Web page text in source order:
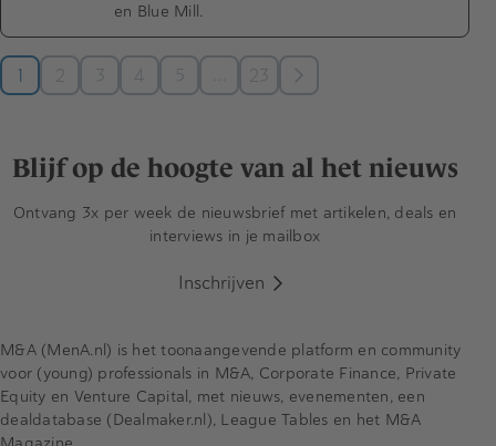
en Blue Mill.
1 2 3 4 5 23
Blijf op de hoogte van al het nieuws
Ontvang 3x per week de nieuwsbrief met artikelen, deals en
interviews in je mailbox
Inschrijven
M&A (MenA.nl) is het toonaangevende platform en community
voor (young) professionals in M&A, Corporate Finance, Private
Equity en Venture Capital, met nieuws, evenementen, een
dealdatabase (Dealmaker.nl), League Tables en het M&A